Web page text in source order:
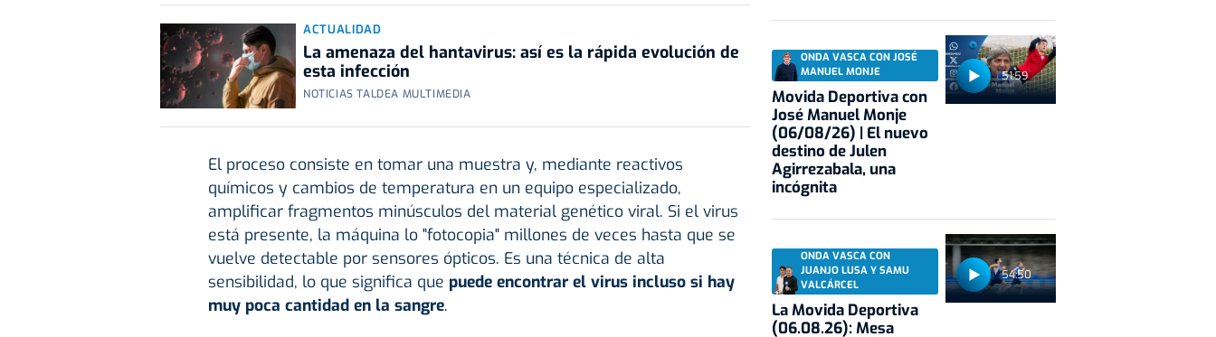
ACTUALIDAD
La amenaza del hantavirus: así es la rápida evolución de
esta infección
NOTICIAS TALDEA MULTIMEDIA
El proceso consiste en tomar una muestra y, mediante reactivos
químicos y cambios de temperatura en un equipo especializado,
amplificar fragmentos minúsculos del material genético viral. Si el virus
está presente, la máquina lo "fotocopia" millones de veces hasta que se
vuelve detectable por sensores ópticos. Es una técnica de alta
sensibilidad, lo que significa que puede encontrar el virus incluso si hay
muy poca cantidad en la sangre.
51:59
ONDA VASCA CON JOSÉ
MANUEL MONJE
Movida Deportiva con
José Manuel Monje
(06/08/26) | El nuevo
destino de Julen
Agirrezabala, una
incógnita
54:50
ONDA VASCA CON
JUANJO LUSA Y SAMU
VALCÁRCEL
La Movida Deportiva
(06.08.26): Mesa